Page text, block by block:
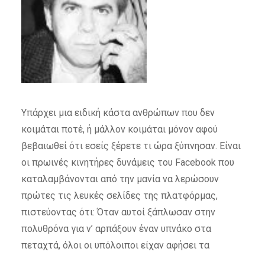
Υπάρχει μια ειδική κάστα ανθρώπων που δεν
κοιμάται ποτέ, ή μάλλον κοιμάται μόνον αφού
βεβαιωθεί ότι εσείς ξέρετε τι ώρα ξύπνησαν. Είναι
οι πρωινές κινητήρες δυνάμεις του Facebook που
καταλαμβάνονται από την μανία να λερώσουν
πρώτες τις λευκές σελίδες της πλατφόρμας,
πιστεύοντας ότι: Όταν αυτοί ξάπλωσαν στην
πολυθρόνα για ν’ αρπάξουν έναν υπνάκο στα
πεταχτά, όλοι οι υπόλοιποι είχαν αφήσει τα